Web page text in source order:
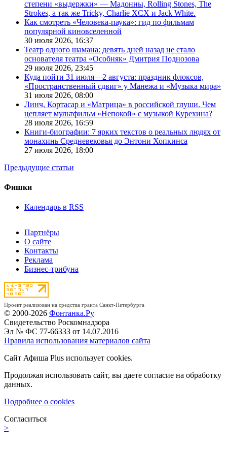
степени «выдержки» — Мадонны, Rolling Stones, The
Strokes, а так же Tricky, Charlie XCX и Jack White.
Как смотреть «Человека-паука»: гид по фильмам
популярной киновселенной
30 июля 2026, 16:37
Театр одного шамана: девять дней назад не стало
основателя театра «Особняк» Дмитрия Поднозова
29 июля 2026, 23:45
Куда пойти 31 июля—2 августа: праздник флоксов,
«Пространственный сдвиг» у Манежа и «Музыка мира»
31 июля 2026, 08:00
Линч, Кортасар и «Матрица» в российской глуши. Чем
цепляет мультфильм «Непокой» с музыкой Курехина?
28 июля 2026, 16:59
Книги-биографии: 7 ярких текстов о реальных людях от
монахинь Средневековья до Энтони Хопкинса
27 июля 2026, 18:00
Предыдущие статьи
Фишки
Календарь в RSS
Партнёры
О сайте
Контакты
Реклама
Бизнес-трибуна
Проект реализован на средства гранта Санкт-Петербурга
© 2000-2026 Фонтанка.Ру
Свидетельство Роскомнадзора
Эл № ФС 77-66333 от 14.07.2016
Правила использования материалов сайта
Сайт Афиша Plus использует cookies.
Продолжая использовать сайт, вы даете согласие на обработку
данных.
Подробнее о cookies
Согласиться
>